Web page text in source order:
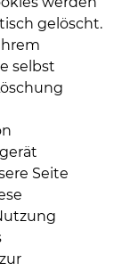
gelöscht.
selbst
Seite